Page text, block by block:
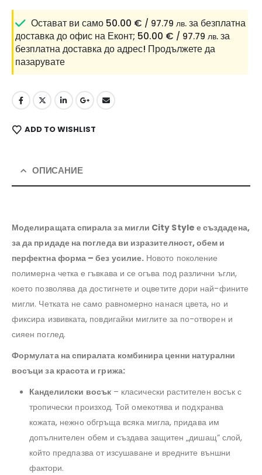
Остават ви само 50.00 € / 97.79 лв. за безплатна
доставка до офис на Еконт; 50.00 € / 97.79 лв. за
безплатна доставка до адрес! Продължете да
пазарувате
ADD TO WISHLIST
ОПИСАНИЕ
Моделиращата спирала за мигли City Style е създадена,
за да придаде на погледа ви изразителност, обем и
перфектна форма – без усилие. Новото поколение
полимерна четка е гъвкава и се огъва под различни ъгли,
което позволява да достигнете и оцветите дори най-фините
мигли. Четката не само равномерно нанася цвета, но и
фиксира извивката, повдигайки миглите за по-отворен и
сияен поглед.
Формулата на спиралата комбинира ценни натурални
восъци за красота и грижа:
Канделилски восък– класически растителен восък с
тропически произход. Той омекотява и подхранва
кожата, нежно обгръща всяка мигла, придава им
допълнителен обем и създава защитен „дишащ“ слой,
който предпазва от изсушаване и вредните външни
фактори.